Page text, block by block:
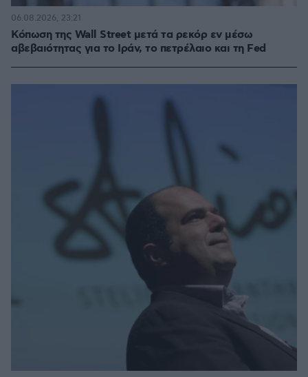
Κόπωση της Wall Street μετά τα ρεκόρ εν μέσω
αβεβαιότητας για το Ιράν, το πετρέλαιο και τη Fed
06.08.2026, 23:21